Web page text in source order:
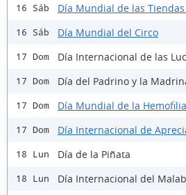
16 Sáb Día Mundial de las
16 Sáb Día Mundial del Circo
17 Dom Día Internacional de las
17 Dom Día del Padrino y la
17 Dom Día Mundial de la Hemofilia
17 Dom Día Internacional de
18 Lun Día de la Piñata
18 Lun Día Internacional del